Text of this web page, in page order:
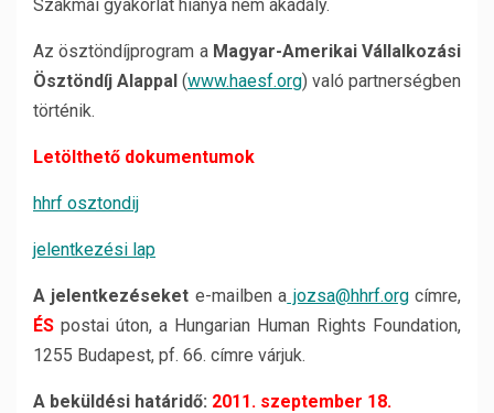
Szakmai gyakorlat hiánya nem akadály.
Az ösztöndíjprogram a Magyar-Amerikai Vállalkozási
Ösztöndíj Alappal (www.haesf.org) való partnerségben
történik.
Letölthető dokumentumok
hhrf osztondij
jelentkezési lap
A jelentkezéseket e-mailben a jozsa@hhrf.orgcímre,
ÉS postai úton, a Hungarian Human Rights Foundation,
1255 Budapest, pf. 66. címre várjuk.
A beküldési határidő: 2011. szeptember 18.